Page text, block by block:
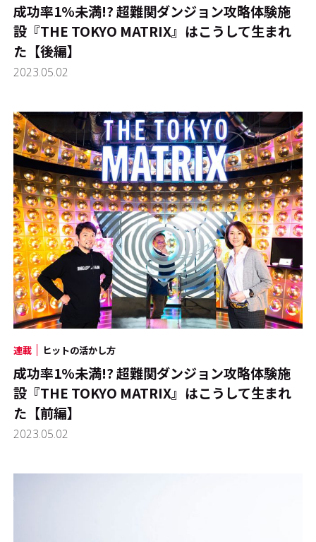
成功率1%未満!? 超難関ダンジョン攻略体験施
設『THE TOKYO MATRIX』はこうして生まれ
た【後編】
2023.05.02
連載 ヒットの活かし方
成功率1%未満!? 超難関ダンジョン攻略体験施
設『THE TOKYO MATRIX』はこうして生まれ
た【前編】
2023.05.02